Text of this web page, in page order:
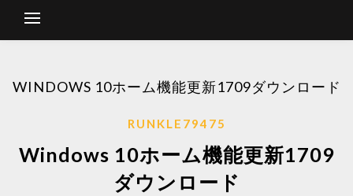
WINDOWS 10ホーム機能更新1709ダウンロード
RUNKLE79475
Windows 10ホーム機能更新1709
ダウンロード